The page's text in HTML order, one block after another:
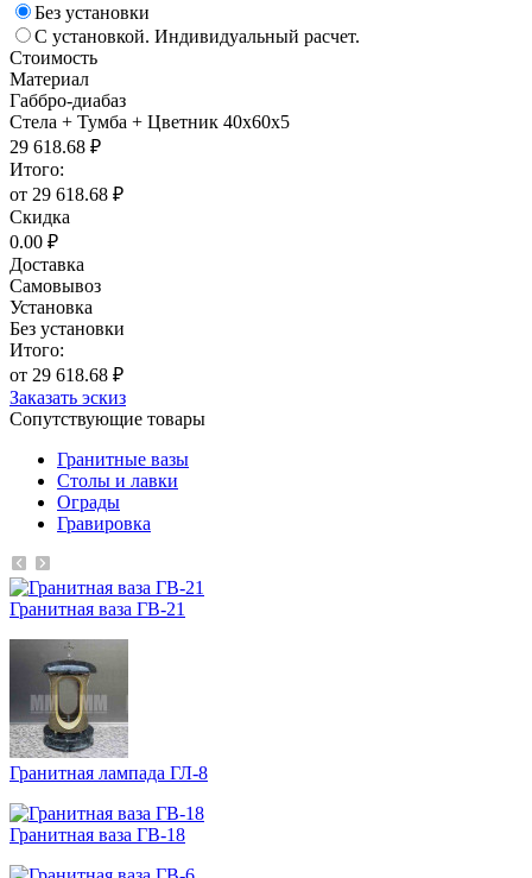
Без установки
С установкой. Индивидуальный расчет.
Стоимость
Материал
Габбро-диабаз
Стела + Тумба + Цветник 40х60х5
29 618.68 ₽
Итого:
от 29 618.68 ₽
Скидка
0.00 ₽
Доставка
Самовывоз
Установка
Без установки
Итого:
от 29 618.68 ₽
Заказать эскиз
Сопутствующие товары
Гранитные вазы
Столы и лавки
Ограды
Гравировка
Гранитная ваза ГВ-21
Гранитная лампада ГЛ-8
Гранитная ваза ГВ-18